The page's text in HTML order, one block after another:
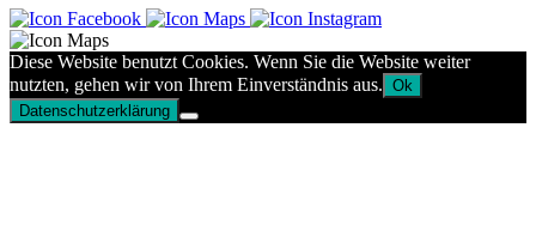
Diese Website benutzt Cookies. Wenn Sie die Website weiter
nutzten, gehen wir von Ihrem Einverständnis aus. Ok
Datenschutzerklärung